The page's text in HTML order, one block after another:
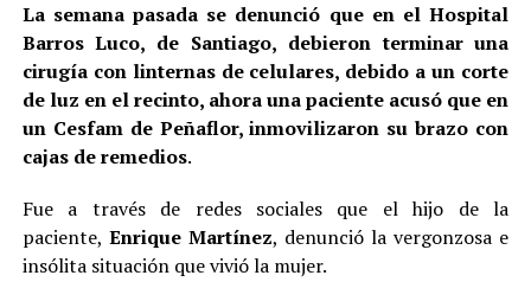
La semana pasada se denunció que en el Hospital
Barros Luco, de Santiago, debieron terminar una
cirugía con linternas de celulares, debido a un corte
de luz en el recinto, ahora una paciente acusó que en
un Cesfam de Peñaflor, inmovilizaron su brazo con
cajas de remedios.
Fue a través de redes sociales que el hijo de la
paciente, Enrique Martínez, denunció la vergonzosa e
insólita situación que vivió la mujer.